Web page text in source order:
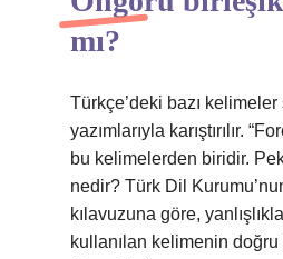
mı?
Türkçe’deki bazı kelimeler
yazımlarıyla karıştırılır.
bu kelimelerden biridir.
nedir? Türk Dil
kılavuzuna göre,
kullanılan kelimenin doğru